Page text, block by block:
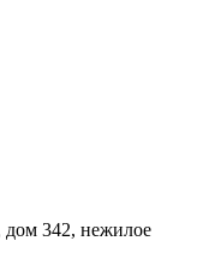
дом 342, нежилое